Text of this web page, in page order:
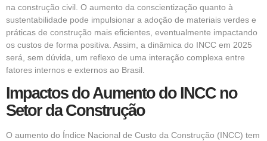
na construção civil. O aumento da conscientização quanto à
sustentabilidade pode impulsionar a adoção de materiais verdes e
práticas de construção mais eficientes, eventualmente impactando
os custos de forma positiva. Assim, a dinâmica do INCC em 2025
será, sem dúvida, um reflexo de uma interação complexa entre
fatores internos e externos ao Brasil.
Impactos do Aumento do INCC no
Setor da Construção
O aumento do Índice Nacional de Custo da Construção (INCC) tem